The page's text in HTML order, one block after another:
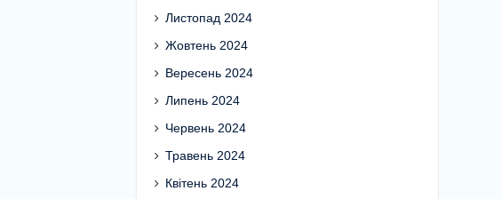
Листопад 2024
Жовтень 2024
Вересень 2024
Липень 2024
Червень 2024
Травень 2024
Квітень 2024